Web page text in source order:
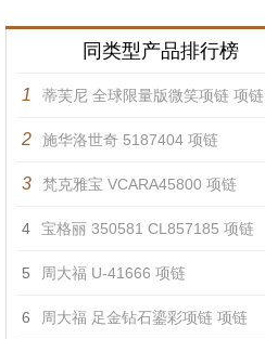
同类型产品排行榜
1 蒂芙尼 全球限量版微笑项链 项链
2 施华洛世奇 5187404 项链
3 梵克雅宝 VCARA45800 项链
4 宝格丽 350581 CL857185 项链
5 周大福 U-41666 项链
6 周大福 足金钻石鎏彩项链 项链